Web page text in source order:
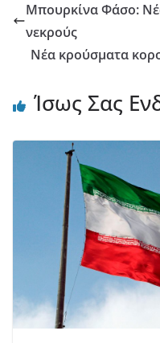
Μπουρκίνα Φάσο:
νεκρούς
Νέα κρούσματα
Ίσως Σας